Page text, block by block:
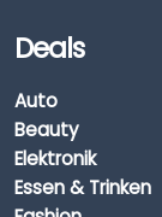
Deals
Auto
Beauty
Elektronik
Essen & Trinken